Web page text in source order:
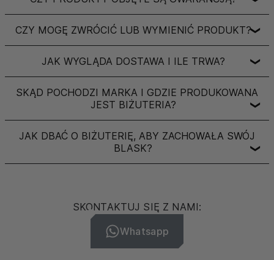
CZY MOGĘ ZWRÓCIĆ LUB WYMIENIĆ PRODUKT?❯
JAK WYGLĄDA DOSTAWA I ILE TRWA? ❯
SKĄD POCHODZI MARKA I GDZIE PRODUKOWANA
JEST BIŻUTERIA?
❯
JAK DBAĆ O BIŻUTERIĘ, ABY ZACHOWAŁA SWÓJ
BLASK?
❯
SKONTAKTUJ SIĘ Z NAMI:
Whatsapp